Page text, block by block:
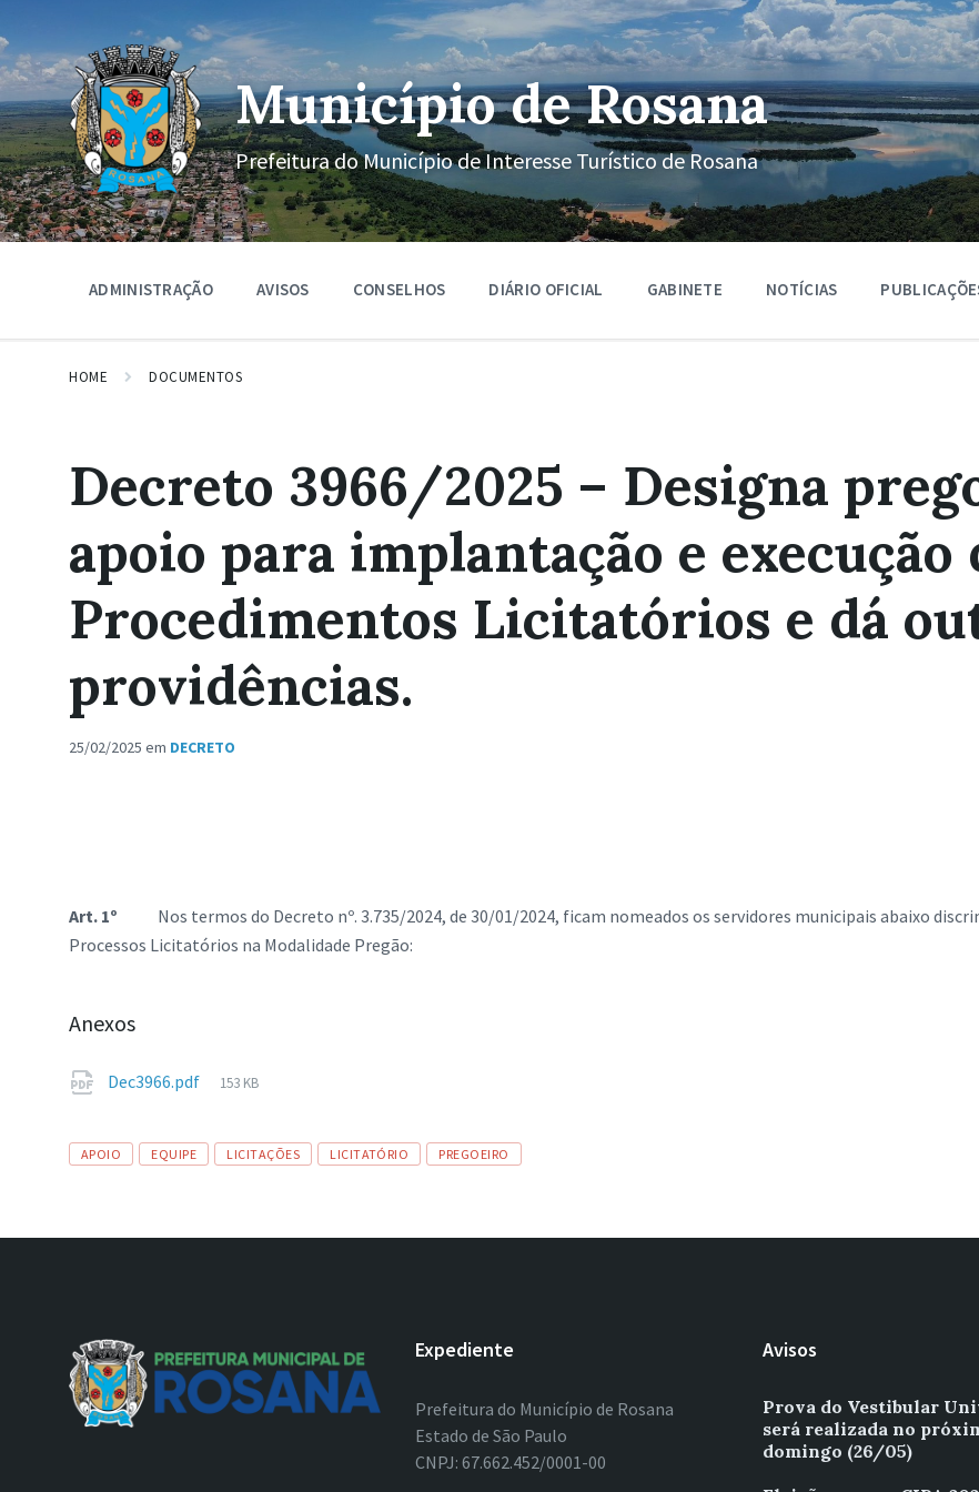
o
conteúdo
a
navegação
principal
o
rodapé
Município de Rosana
Prefeitura do Município de Interesse Turístico de Rosana
ADMINISTRAÇÃO AVISOS CONSELHOS DIÁRIO OFICIAL GABINETE NOTÍCIAS
HOME DOCUMENTOS
Decreto 3966/2025 – Designa
apoio para implantação e execução
Procedimentos Licitatórios e dá
providências.
25/02/2025 em DECRETO
Art. 1º Nos termos do Decreto nº. 3.735/2024, de 30/01/2024, ficam nomeados os servidores municipais abaixo
Processos Licitatórios na Modalidade Pregão:
Anexos
Dec3966.pdf
Tamanho
153 KB
Tags
APOIO EQUIPE LICITAÇÕES LICITATÓRIO PREGOEIRO
Expediente
Prefeitura do Município de Rosana
Estado de São Paulo
CNPJ: 67.662.452/0001-00
Avisos
Prova do Vestibular
será realizada no
domingo (26/05)